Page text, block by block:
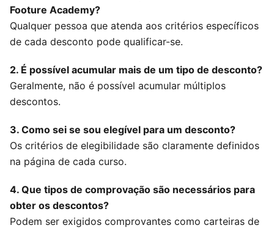
Footure Academy?
Qualquer pessoa que atenda aos critérios específicos
de cada desconto pode qualificar-se.
2. É possível acumular mais de um tipo de desconto?
Geralmente, não é possível acumular múltiplos
descontos.
3. Como sei se sou elegível para um desconto?
Os critérios de elegibilidade são claramente definidos
na página de cada curso.
4. Que tipos de comprovação são necessários para
obter os descontos?
Podem ser exigidos comprovantes como carteiras de